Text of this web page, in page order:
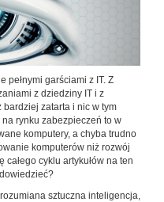
pełnymi garściami z IT. Z
z dziedziny IT i z
zatarta i nic w tym
rynku zabezpieczeń to w
komputery, a chyba trudno
komputerów niż rozwój
cyklu artykułów na ten
sztuczna inteligencja,